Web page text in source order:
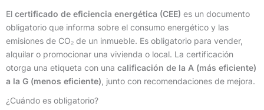
El certificado de eficiencia energética (CEE) es un documento
obligatorio que informa sobre el consumo energético y las
emisiones de CO₂ de un inmueble. Es obligatorio para vender,
alquilar o promocionar una vivienda o local. La certificación
otorga una etiqueta con una calificación de la A (más eficiente)
a la G (menos eficiente) , junto con recomendaciones de mejora.
¿Cuándo es obligatorio?